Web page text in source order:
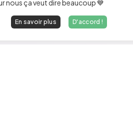
nous ça veut dire beaucoup 💙
En savoir plus D'accord !